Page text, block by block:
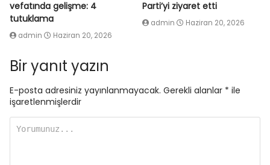
vefatında gelişme: 4
tutuklama
admin Haziran 20, 2026
Parti’yi ziyaret etti
admin Haziran 20, 2026
Bir yanıt yazın
E-posta adresiniz yayınlanmayacak. Gerekli alanlar * ile
işaretlenmişlerdir